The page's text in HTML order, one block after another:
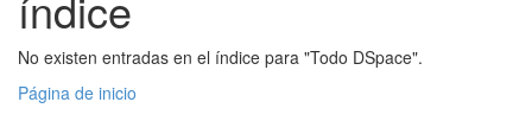
No existen entradas en el índice para "Todo DSpace".
Página de inicio